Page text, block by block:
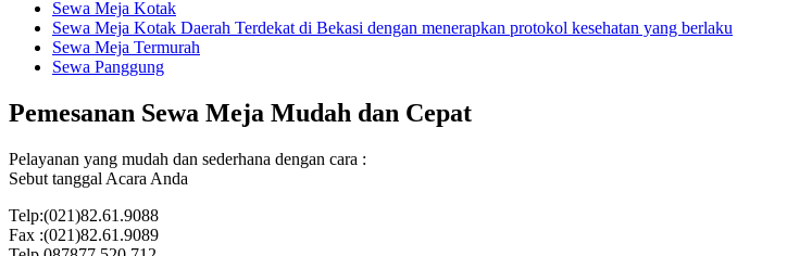
Sewa Meja Kotak
Sewa Meja Kotak Daerah Terdekat di Bekasi dengan menerapkan protokol kesehatan yang berlaku
Sewa Meja Termurah
Sewa Panggung
Pemesanan Sewa Meja Mudah dan Cepat
Pelayanan yang mudah dan sederhana dengan cara :
Sebut tanggal Acara Anda
Telp:(021)82.61.9088
Fax :(021)82.61.9089